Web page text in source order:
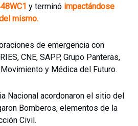
y terminó impactándose
mismo.
de emergencia con
CNE, SAPP, Grupo Panteras,
y Médica del Futuro.
Nacional acordonaron el sitio del
Bomberos, elementos de la
Civil.